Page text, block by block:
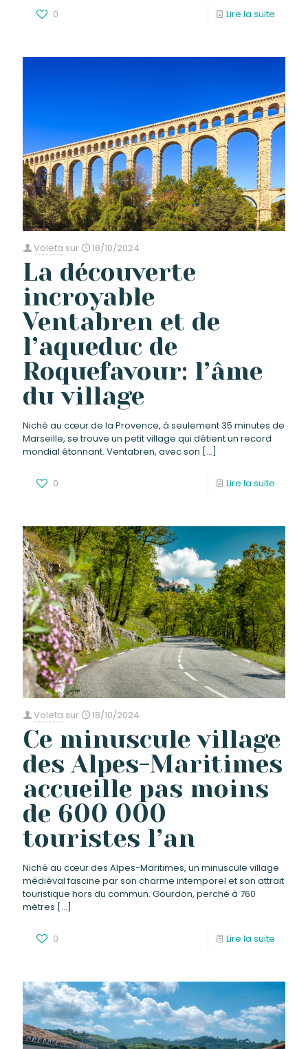
0 Lire la suite
Voleta sur 18/10/2024
La découverte
incroyable
Ventabren et de
l’aqueduc de
Roquefavour: l’âme
du village
Niché au cœur de la Provence, à seulement 35 minutes de
Marseille, se trouve un petit village qui détient un record
mondial étonnant. Ventabren, avec son […]
0 Lire la suite
Voleta sur 18/10/2024
Ce minuscule village
des Alpes-Maritimes
accueille pas moins
de 600 000
touristes l’an
Niché au cœur des Alpes-Maritimes, un minuscule village
médiéval fascine par son charme intemporel et son attrait
touristique hors du commun. Gourdon, perché à 760
mètres […]
0 Lire la suite